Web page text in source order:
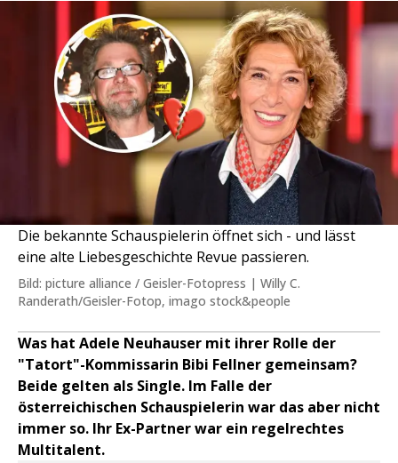
Die bekannte Schauspielerin öffnet sich - und lässt
eine alte Liebesgeschichte Revue passieren.
Bild: picture alliance / Geisler-Fotopress | Willy C.
Randerath/Geisler-Fotop, imago stock&people
Was hat Adele Neuhauser mit ihrer Rolle der
"Tatort"-Kommissarin Bibi Fellner gemeinsam?
Beide gelten als Single. Im Falle der
österreichischen Schauspielerin war das aber nicht
immer so. Ihr Ex-Partner war ein regelrechtes
Multitalent.